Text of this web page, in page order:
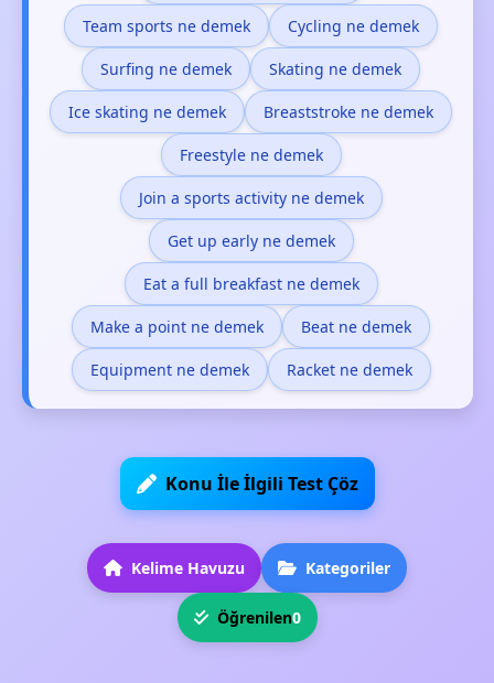
Team sports ne demek Cycling ne demek
Surfing ne demek Skating ne demek
Ice skating ne demek Breaststroke ne demek
Freestyle ne demek
Join a sports activity ne demek
Get up early ne demek
Eat a full breakfast ne demek
Make a point ne demek Beat ne demek
Equipment ne demek Racket ne demek
Konu İle İlgili Test Çöz
Kelime Havuzu Kategoriler
Öğrenilen0